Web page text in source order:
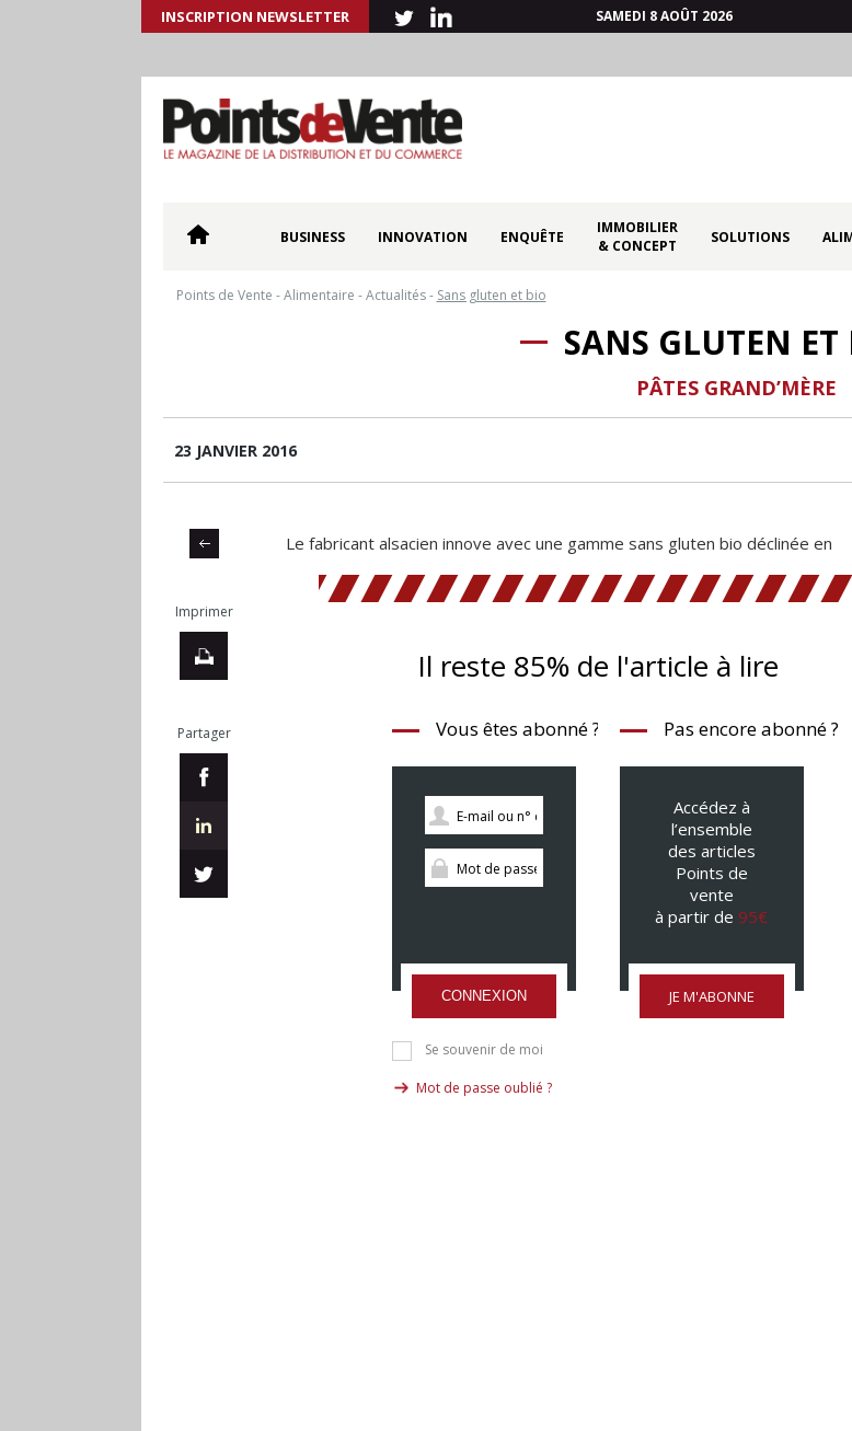
INSCRIPTION NEWSLETTER SAMEDI 8 AOÛT 2026
BUSINESS INNOVATION ENQUÊTE
IMMOBILIER
& CONCEPT
SOLUTIONS
Points de Vente -Alimentaire -Actualités- Sans gluten et bio
SANS GLUTEN ET
PÂTES GRAND’MÈRE
23 JANVIER 2016
Imprimer
Partager
Le fabricant alsacien innove avec une gamme sans gluten bio déclinée en
Il reste 85% de l'article à lire
Vous êtes abonné ?
CONNEXION
Se souvenir de moi
Mot de passe oublié ?
Pas encore abonné ?
Accédez à
l’ensemble
des articles
Points de
vente
à partir de 95€
JE M'ABONNE